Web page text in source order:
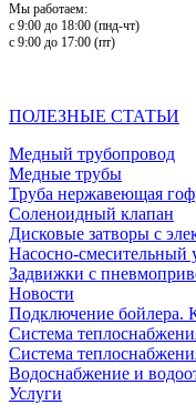
Мы работаем:
с 9:00 до 18:00 (пнд-чт)
с 9:00 до 17:00 (пт)
ПОЛЕЗНЫЕ СТАТЬИ
Медный трубопровод
Медные трубы
Труба нержавеющая
Соленоидный клапан
Дисковые затворы с
Насосно-смесительный
Задвижки с
Новости
Подключение бойлера.
Система
Система
Водоснабжение и
Услуги